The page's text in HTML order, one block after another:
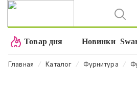
Товар дня Новинки
Главная ⁄ Каталог ⁄ Фурнитура ⁄